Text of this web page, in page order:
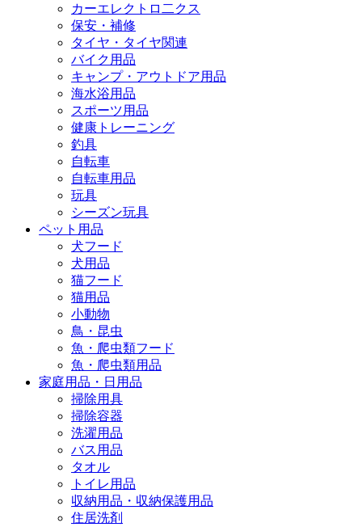
カーエレクトロ二クス
保安・補修
タイヤ・タイヤ関連
バイク用品
キャンプ・アウトドア用品
海水浴用品
スポーツ用品
健康トレーニング
釣具
自転車
自転車用品
玩具
シーズン玩具
ペット用品
犬フード
犬用品
猫フード
猫用品
小動物
鳥・昆虫
魚・爬虫類フード
魚・爬虫類用品
家庭用品・日用品
掃除用具
掃除容器
洗濯用品
バス用品
タオル
トイレ用品
収納用品・収納保護用品
住居洗剤